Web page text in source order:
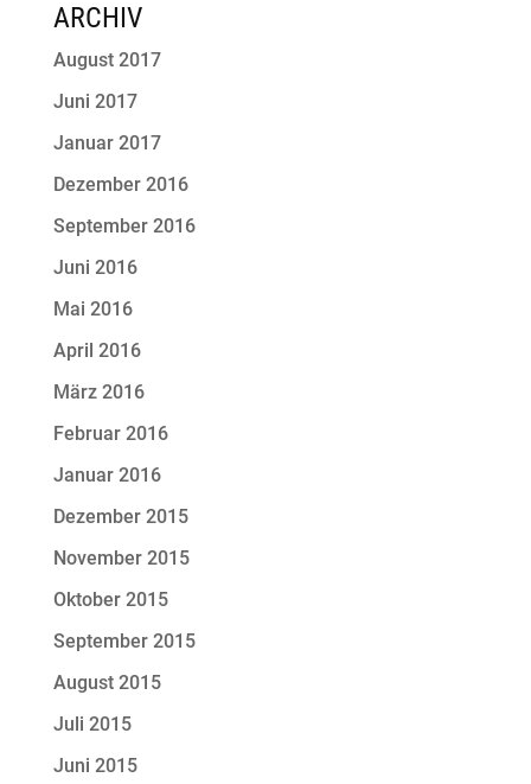
ARCHIV
August 2017
Juni 2017
Januar 2017
Dezember 2016
September 2016
Juni 2016
Mai 2016
April 2016
März 2016
Februar 2016
Januar 2016
Dezember 2015
November 2015
Oktober 2015
September 2015
August 2015
Juli 2015
Juni 2015